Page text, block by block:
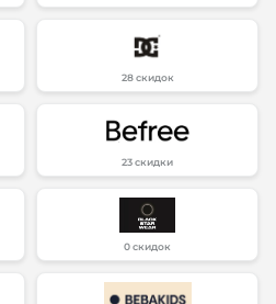
28 скидок
23 скидки
0 скидок